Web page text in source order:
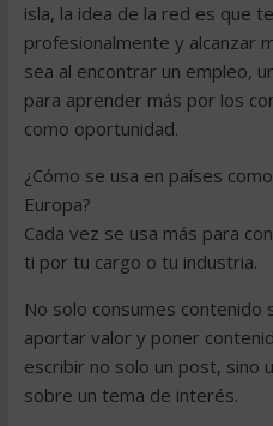
isla, la idea de la red es que
profesionalmente y alcanzar
sea al encontrar un empleo,
para aprender más por los
como oportunidad.
¿Cómo se usa en países
Europa?
Cada vez se usa más para
ti por tu cargo o tu industria.
No solo consumes contenido
aportar valor y poner
escribir no solo un post, sino
sobre un tema de interés.